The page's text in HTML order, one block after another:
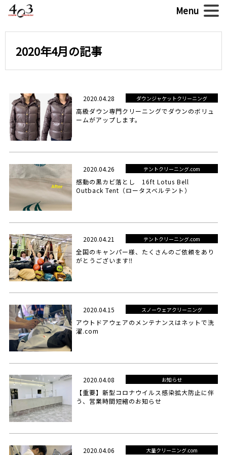
2020年4月の記事
2020.04.28 ダウンジャケットクリーニング
高級ダウン専門クリーニングでダウンのボリュ
ームがアップします。
2020.04.26 テントクリーニング.com
感動の黒カビ落とし 16ft Lotus Bell
Outback Tent（ロータスベルテント）
2020.04.21 テントクリーニング.com
全国のキャンパー様、たくさんのご依頼をあり
がとうございます‼
2020.04.15 スノーウェアクリーニング
アウトドアウェアのメンテナンスはネットで洗
濯.com
2020.04.08 お知らせ
【重要】新型コロナウイルス感染拡大防止に伴
う、営業時間短縮のお知らせ
2020.04.06 大量クリーニング.com